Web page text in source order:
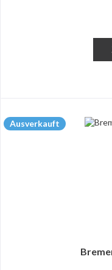
Ausverkauft